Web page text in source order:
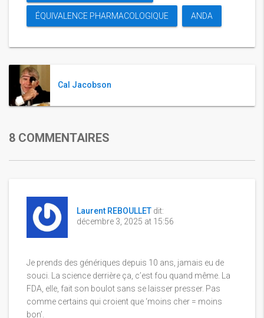
ÉQUIVALENCE PHARMACOLOGIQUE ANDA
Cal Jacobson
8 COMMENTAIRES
Laurent REBOULLET dit:
décembre 3, 2025 at 15:56
Je prends des génériques depuis 10 ans, jamais eu de
souci. La science derrière ça, c’est fou quand même. La
FDA, elle, fait son boulot sans se laisser presser. Pas
comme certains qui croient que ‘moins cher = moins
bon’.